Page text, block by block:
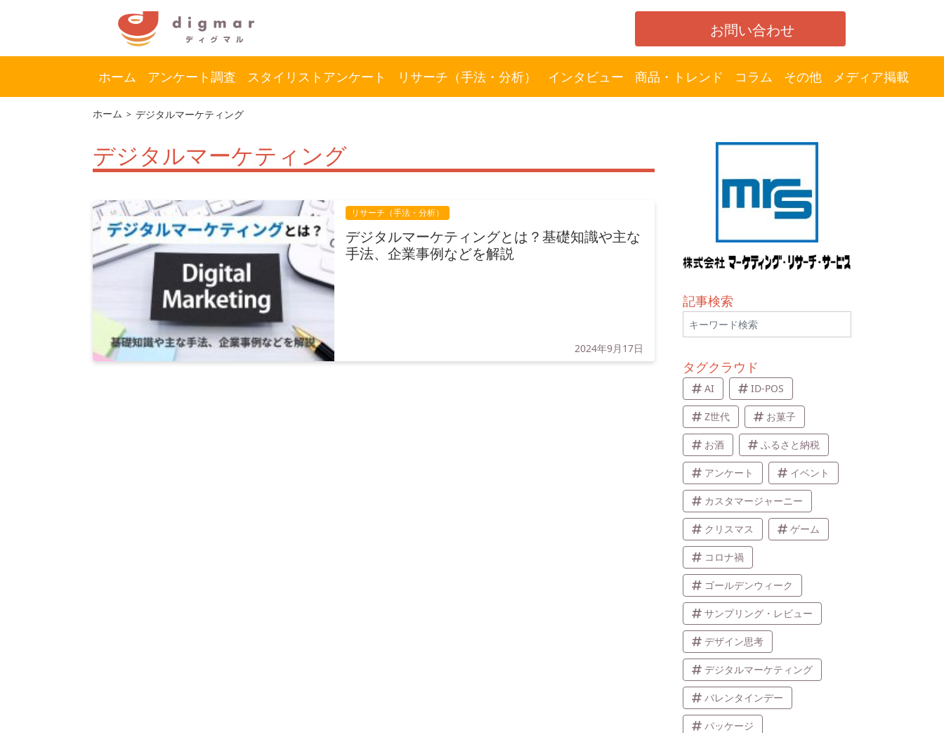
コ
ナ
お問い合わせ
ホーム アンケート調査 スタイリストアンケート リサーチ（手法・分析） インタビュー 商品・トレンド コラム その他 メディア掲載
ホーム デジタルマーケティング
デジタルマーケティング
デジタルマーケティングとは？基礎知識や主な
手法、企業事例などを解説
2024年9月17日
リサーチ（手法・分析）
記事検索
タグクラウド
AI ID-POS
Z世代 お菓子
お酒 ふるさと納税
アンケート イベント
カスタマージャーニー
クリスマス ゲーム
コロナ禍
ゴールデンウィーク
サンプリング・レビュー
デザイン思考
デジタルマーケティング
バレンタインデー
パッケージ